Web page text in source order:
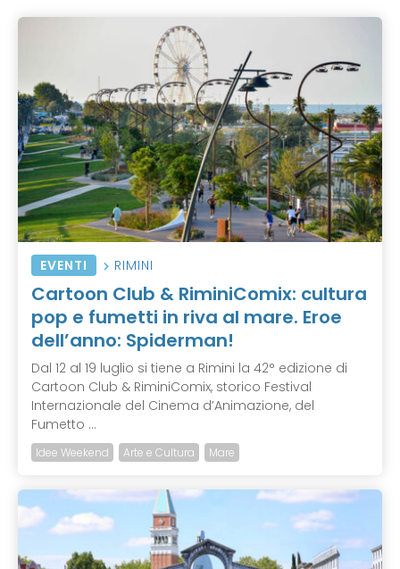
EVENTI RIMINI
Cartoon Club & RiminiComix: cultura
pop e fumetti in riva al mare. Eroe
dell’anno: Spiderman!
Dal 12 al 19 luglio si tiene a Rimini la 42° edizione di
Cartoon Club & RiminiComix, storico Festival
Internazionale del Cinema d’Animazione, del
Fumetto ...
Idee Weekend Arte e Cultura Mare